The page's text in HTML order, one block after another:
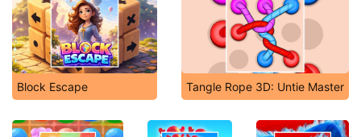
Block Escape Tangle Rope 3D: Untie Master